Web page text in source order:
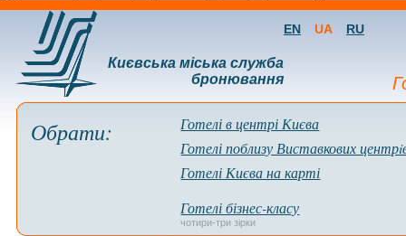
Києвська міська служба
бронювання
EN UA RU
Обрати:
Готелі в центрі Києва
Готелі поблизу Виставкових
Готелі Києва на карті
Готелі бізнес-класу
чотири-три зірки